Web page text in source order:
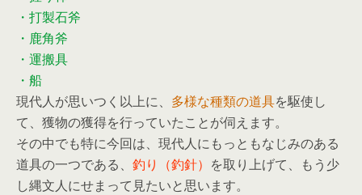
・打製石斧
・鹿角斧
・運搬具
・船
現代人が思いつく以上に、 多様な種類の道具を駆使し
て、獲物の獲得を行っていたことが伺えます。
その中でも特に今回は、現代人にもっともなじみのある
道具の一つである、 釣り（釣針） を取り上げて、もう少
し縄文人にせまって見たいと思います。